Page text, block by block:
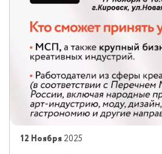
12 Ноября 2025